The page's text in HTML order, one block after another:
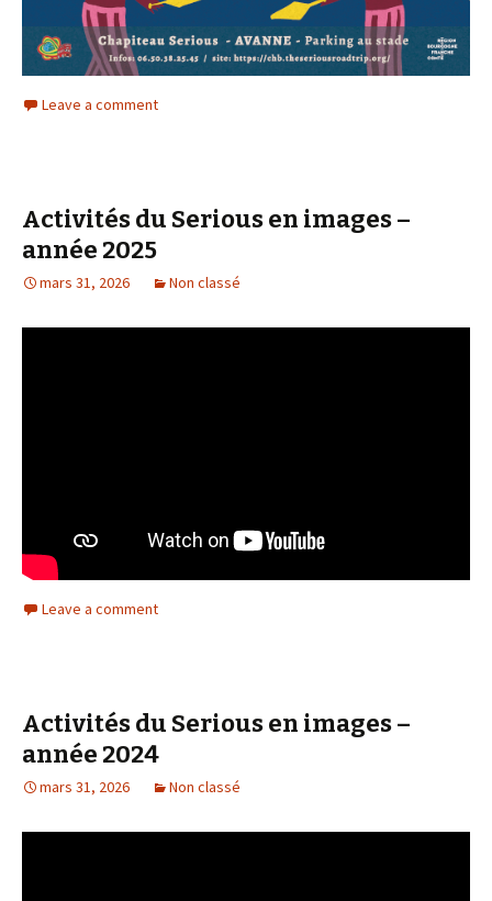
Leave a comment
Activités du Serious en images –
année 2025
mars 31, 2026 Non classé
Leave a comment
Activités du Serious en images –
année 2024
mars 31, 2026 Non classé